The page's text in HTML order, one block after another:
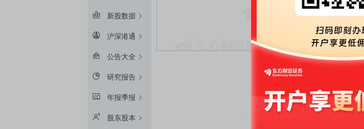
新股数据
沪深港通
公告大全
研究报告
年报季报
股东股本